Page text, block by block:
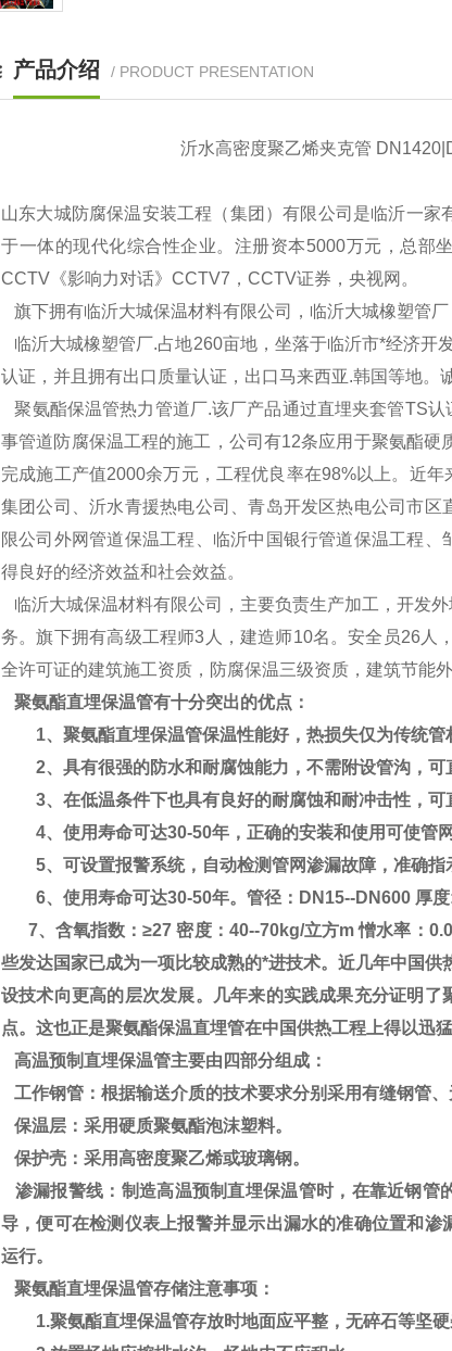
产品介绍 / PRODUCT PRESENTATION
沂水高密度聚乙烯夹克管
山东大城防腐保温安装工程（集团）有限公司是临沂一
于一体的现代化综合性企业。注册资本5000万元，总部
CCTV《影响力对话》CCTV7，CCTV证券，央视网。
旗下拥有临沂大城保温材料有限公司，临沂大城橡塑管
临沂大城橡塑管厂.占地260亩地，坐落于临沂市*经济开
认证，并且拥有出口质量认证，出口马来西亚.韩国等地。
聚氨酯保温管热力管道厂.该厂产品通过直埋夹套管TS
事管道防腐保温工程的施工，公司有12条应用于聚氨酯
完成施工产值2000余万元，工程优良率在98%以上。近
集团公司、沂水青援热电公司、青岛开发区热电公司市
限公司外网管道保温工程、临沂中国银行管道保温工程
得良好的经济效益和社会效益。
临沂大城保温材料有限公司，主要负责生产加工，开发
务。旗下拥有高级工程师3人，建造师10名。安全员26人
全许可证的建筑施工资质，防腐保温三级资质，建筑节能
聚氨酯直埋保温管有十分突出的优点：
1、聚氨酯直埋保温管保温性能好，热损失仅为传统管
2、具有很强的防水和耐腐蚀能力，不需附设管沟，可
3、在低温条件下也具有良好的耐腐蚀和耐冲击性，可
4、使用寿命可达30-50年，正确的安装和使用可使管网
5、可设置报警系统，自动检测管网渗漏故障，准确指
6、使用寿命可达30-50年。管径：DN15--DN600 厚度
7、含氧指数：≥27 密度：40--70kg/立方m 憎水率：
些发达国家已成为一项比较成熟的*进技术。近几年中国
设技术向更高的层次发展。几年来的实践成果充分证明
点。这也正是聚氨酯保温直埋管在中国供热工程上得以迅
高温预制直埋保温管主要由四部分组成：
工作钢管：根据输送介质的技术要求分别采用有缝钢管、
保温层：采用硬质聚氨酯泡沫塑料。
保护壳：采用高密度聚乙烯或玻璃钢。
渗漏报警线：制造高温预制直埋保温管时，在靠近钢管
导，便可在检测仪表上报警并显示出漏水的准确位置和
运行。
聚氨酯直埋保温管存储注意事项：
1.聚氨酯直埋保温管存放时地面应平整，无碎石等坚硬